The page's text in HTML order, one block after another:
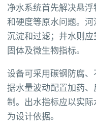
净水系统首先解决悬
和硬度等原水问题。河
沉淀和过滤；井水则
固体及微生物指标。
设备可采用碳钢防腐
据水量波动配置加药
制。出水指标应以实
为设计依据。